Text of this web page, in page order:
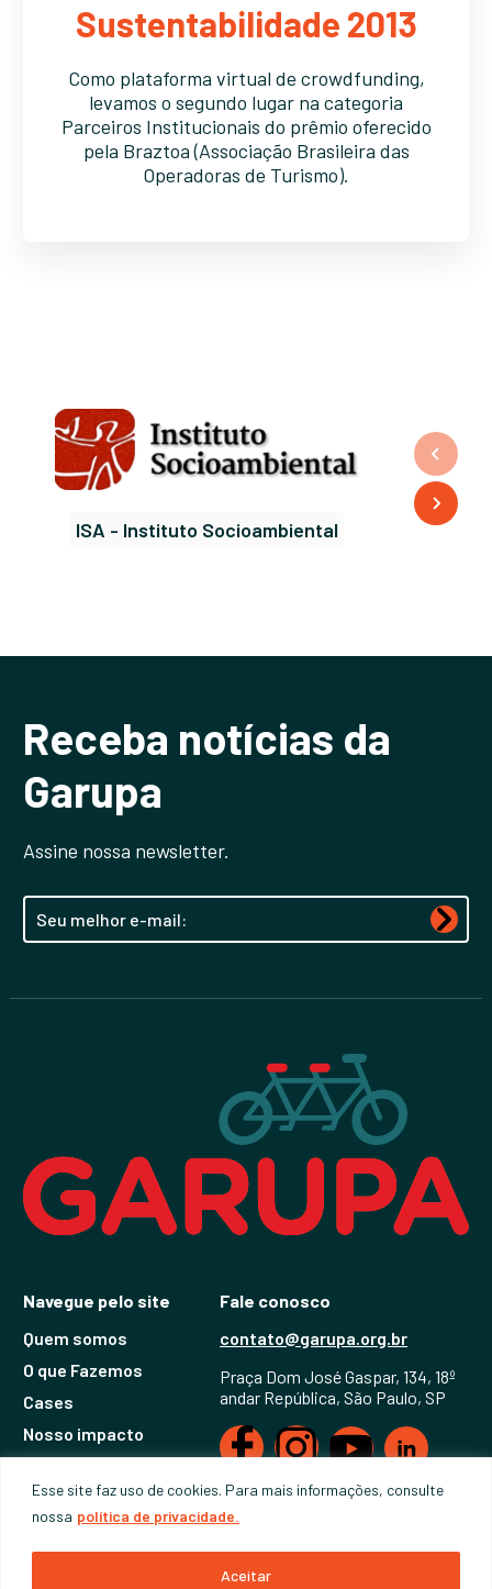
Esse site faz uso de cookies. Para mais informações, consulte
nossa política de privacidade.
Aceitar
Sustentabilidade 2013
Como plataforma virtual de crowdfunding,
levamos o segundo lugar na categoria
Parceiros Institucionais do prêmio oferecido
pela Braztoa (Associação Brasileira das
Operadoras de Turismo).
ISA - Instituto Socioambiental
Receba notícias da
Garupa
Assine nossa newsletter.
Navegue pelo site
Quem somos
O que Fazemos
Cases
Nosso impacto
Fale conosco
contato@garupa.org.br
Praça Dom José Gaspar, 134, 18º
andar República, São Paulo, SP
© 2023 Associação Garupa | Site by